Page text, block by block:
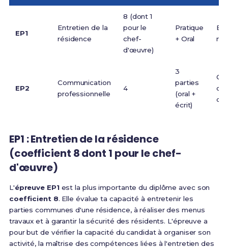
EP1
Entretien de la
résidence
8 (dont 1
pour le
chef-
d'œuvre)
Pratique
+ Oral
EP2
Communication
professionnelle
4
3
parties
(oral +
écrit)
de
EP1 : Entretien de la résidence
(coefficient 8 dont 1 pour le chef-
d'œuvre)
L'épreuve EP1est la plus importante du diplôme avec son
coefficient 8. Elle évalue ta capacité à entretenir les
parties communes d'une résidence, à réaliser des menus
travaux et à garantir la sécurité des résidents. L'épreuve a
pour but de vérifier la capacité du candidat à organiser son
activité, la maîtrise des compétences liées à l'entretien des